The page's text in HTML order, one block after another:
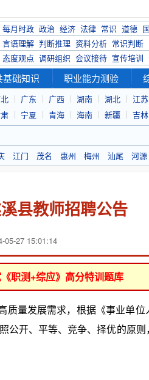
每月时政 政治 经济 法律 常识 道德
言语理解 判断推理 资料分析 常识判断
态度观点 调研组织 会议接待 宣传培训
基础知识 职业能力测验
广东 广西 湖南 湖北 江苏
宁夏 青海 海南 新疆 吉林
江门 茂名 惠州 梅州 汕尾 河源
县教师招聘公告
05-27 15:01:14
职测+综应》高分特训题库
量发展需求，根据《事业单位
公开、平等、竞争、择优的原